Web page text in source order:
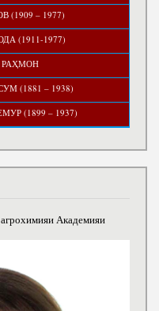
(1909 – 1977)
(1911-1977)
(1881 – 1938)
(1899 – 1937)
Академияи